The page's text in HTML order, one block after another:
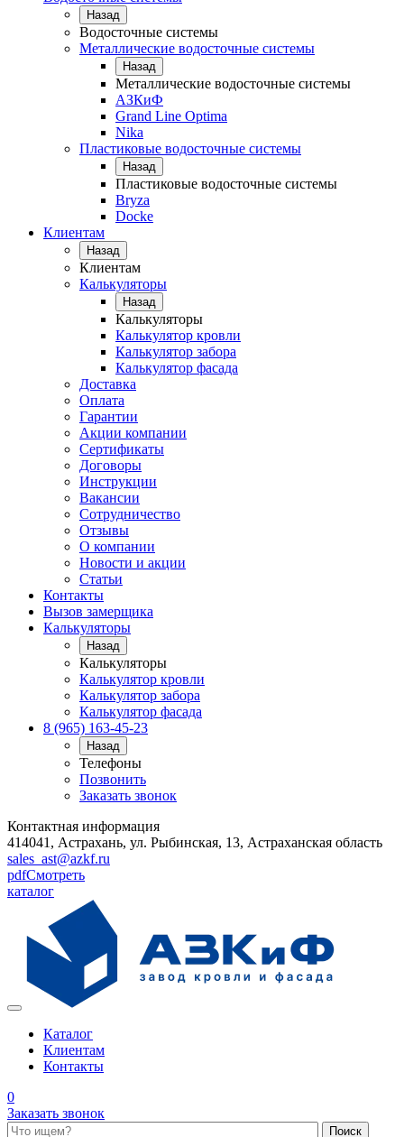
Назад
Водосточные системы
Металлические водосточные системы
Назад
Металлические водосточные системы
АЗКиФ
Grand Line Optima
Nika
Пластиковые водосточные системы
Назад
Пластиковые водосточные системы
Bryza
Docke
Клиентам
Назад
Клиентам
Калькуляторы
Назад
Калькуляторы
Калькулятор кровли
Калькулятор забора
Калькулятор фасада
Доставка
Оплата
Гарантии
Акции компании
Сертификаты
Договоры
Инструкции
Вакансии
Сотрудничество
Отзывы
О компании
Новости и акции
Статьи
Контакты
Вызов замерщика
Калькуляторы
Назад
Калькуляторы
Калькулятор кровли
Калькулятор забора
Калькулятор фасада
8 (965) 163-45-23
Назад
Телефоны
Позвонить
Заказать звонок
Контактная информация
414041, Астрахань, ул. Рыбинская, 13, Астраханская область
sales_ast@azkf.ru
pdfСмотреть
каталог
Каталог
Клиентам
Контакты
0
Заказать звонок
Поиск по каталогу